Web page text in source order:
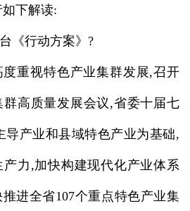
下解读:
行动方案》?
重视特色产业集群发展,召开
高质量发展会议,省委十届七
导产业和县域特色产业为基础,
产力,加快构建现代化产业体系
进全省107个重点特色产业集